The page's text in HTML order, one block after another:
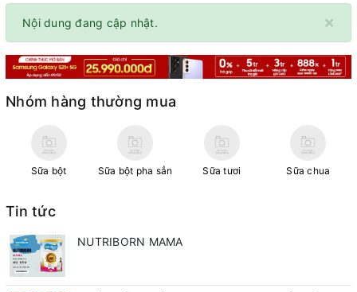
×
Nội dung đang cập nhật.
Nhóm hàng thường mua
Sữa bột Sữa bột pha sẳn Sữa tươi Sữa chua
Tin tức
NUTRIBORN MAMA